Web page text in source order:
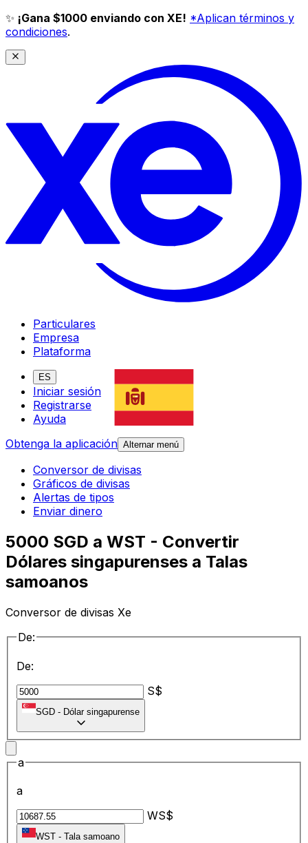
✨ ¡Gana $1000 enviando con XE! *Aplican términos y
condiciones.
Particulares
Empresa
Plataforma
ES
Iniciar sesión
Registrarse
Ayuda
Obtenga la aplicación Alternar menú
Conversor de divisas
Gráficos de divisas
Alertas de tipos
Enviar dinero
5000 SGD a WST - Convertir
Dólares singapurenses a Talas
samoanos
Conversor de divisas Xe
De:
De:
S$
SGD - Dólar singapurense
a
a
WS$
WST - Tala samoano